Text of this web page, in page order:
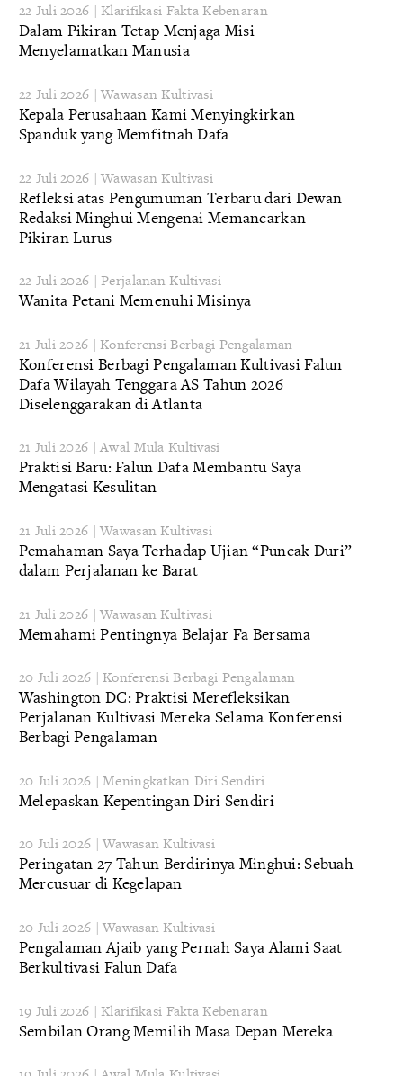
22 Juli 2026 | Klarifikasi Fakta Kebenaran
Dalam Pikiran Tetap Menjaga Misi
Menyelamatkan Manusia
22 Juli 2026 | Wawasan Kultivasi
Kepala Perusahaan Kami Menyingkirkan
Spanduk yang Memfitnah Dafa
22 Juli 2026 | Wawasan Kultivasi
Refleksi atas Pengumuman Terbaru dari Dewan
Redaksi Minghui Mengenai Memancarkan
Pikiran Lurus
22 Juli 2026 | Perjalanan Kultivasi
Wanita Petani Memenuhi Misinya
21 Juli 2026 | Konferensi Berbagi Pengalaman
Konferensi Berbagi Pengalaman Kultivasi Falun
Dafa Wilayah Tenggara AS Tahun 2026
Diselenggarakan di Atlanta
21 Juli 2026 | Awal Mula Kultivasi
Praktisi Baru: Falun Dafa Membantu Saya
Mengatasi Kesulitan
21 Juli 2026 | Wawasan Kultivasi
Pemahaman Saya Terhadap Ujian “Puncak Duri”
dalam Perjalanan ke Barat
21 Juli 2026 | Wawasan Kultivasi
Memahami Pentingnya Belajar Fa Bersama
20 Juli 2026 | Konferensi Berbagi Pengalaman
Washington DC: Praktisi Merefleksikan
Perjalanan Kultivasi Mereka Selama Konferensi
Berbagi Pengalaman
20 Juli 2026 | Meningkatkan Diri Sendiri
Melepaskan Kepentingan Diri Sendiri
20 Juli 2026 | Wawasan Kultivasi
Peringatan 27 Tahun Berdirinya Minghui: Sebuah
Mercusuar di Kegelapan
20 Juli 2026 | Wawasan Kultivasi
Pengalaman Ajaib yang Pernah Saya Alami Saat
Berkultivasi Falun Dafa
19 Juli 2026 | Klarifikasi Fakta Kebenaran
Sembilan Orang Memilih Masa Depan Mereka